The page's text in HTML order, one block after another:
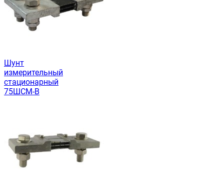
Шунт
измерительный
стационарный
75ШСМ-В